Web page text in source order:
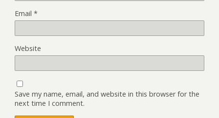
Email *
Website
Save my name, email, and website in this browser for the
next time I comment.